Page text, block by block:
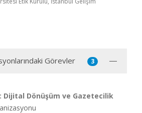
Görevler 3
Dijital Dönüşüm ve Gazetecilik